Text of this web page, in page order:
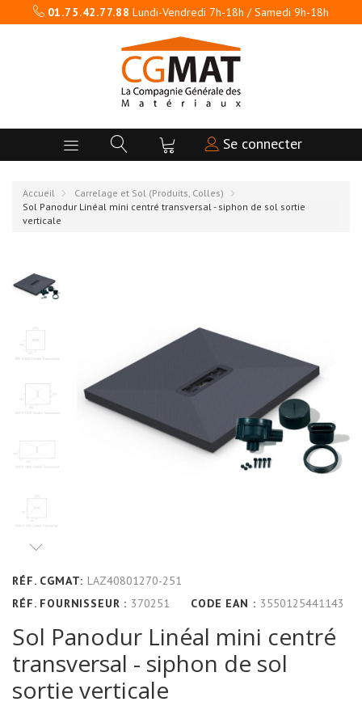
01.75.42.77.88 Lundi-Vendredi 7h-18h / Samedi 9h-18h
Se connecter
Accueil
Carrelage et Sol (Produits, Colles)
Sol Panodur Linéal mini centré transversal - siphon de sol sortie
verticale
RÉF. CGMAT: LAZ40801270-251
RÉF. FOURNISSEUR : 370251 CODE EAN : 3550125441143
Sol Panodur Linéal mini centré
transversal - siphon de sol
sortie verticale